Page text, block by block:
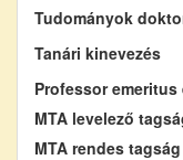
Tudományok
Tanári kinevezés
Professor emeritus
MTA levelező
MTA rendes